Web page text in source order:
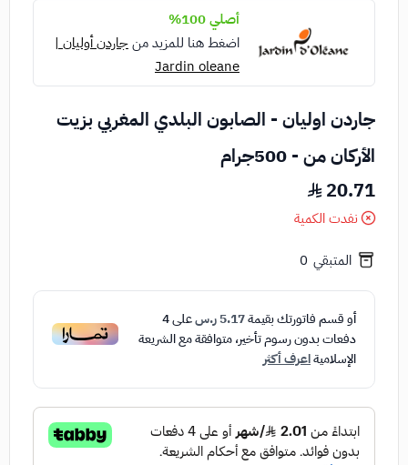
أصلي 100%
اضغط هنا للمزيد منجاردن أوليان |
Jardin oleane
جاردن اوليان - الصابون البلدي المغربي بزيت
الأركان من - 500جرام
20.71
نفدت الكمية
المتبقي 0
أو قسم فاتورتك بقيمة5.17 ر.س على4
دفعات بدون رسوم تأخير، متوافقة مع الشريعة
الإسلاميةاعرف أكثر